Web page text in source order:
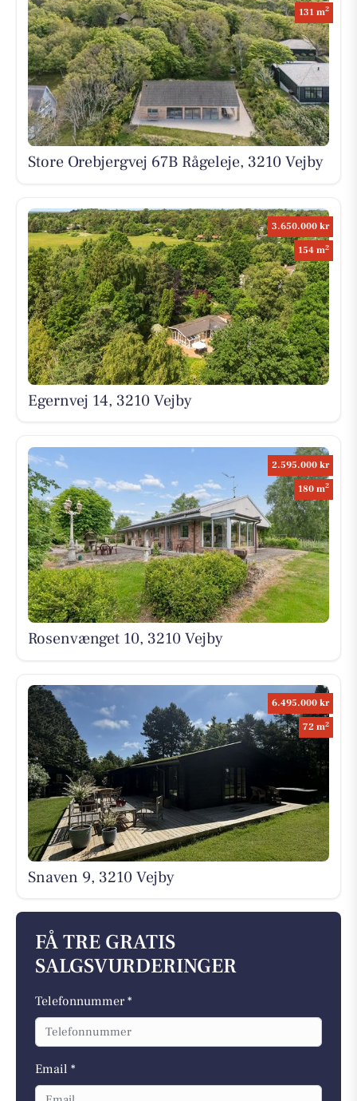
131 m2
Store Orebjergvej 67B Rågeleje, 3210 Vejby
3.650.000 kr
154 m2
Egernvej 14, 3210 Vejby
2.595.000 kr
180 m2
Rosenvænget 10, 3210 Vejby
6.495.000 kr
72 m2
Snaven 9, 3210 Vejby
FÅ TRE GRATIS
SALGSVURDERINGER
Telefonnummer *
Email *